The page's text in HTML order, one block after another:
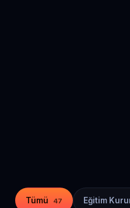
Tümü 47 Eğitim